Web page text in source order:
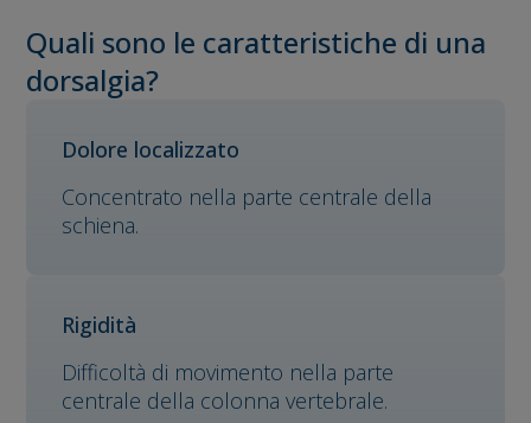
Quali sono le caratteristiche di una
dorsalgia?
Dolore localizzato
Concentrato nella parte centrale della
schiena.
Rigidità
Difficoltà di movimento nella parte
centrale della colonna vertebrale.